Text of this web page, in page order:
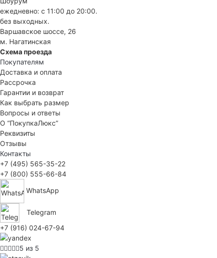
ежедневно: с 11:00 до 20:00.
без выходных.
Варшавское шоссе, 26
м. Нагатинская
Схема проезда
Покупателям
Доставка и оплата
Рассрочка
Гарантии и возврат
Как выбрать размер
Вопросы и ответы
О “ПокупкаЛюкс”
Реквизиты
Отзывы
Контакты
+7 (495) 565-35-22
+7 (800) 555-66-84
WhatsApp
Telegram
+7 (916) 024-67-94
5 из 5